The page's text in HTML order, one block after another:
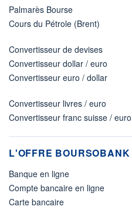
Palmarès Bourse
Cours du Pétrole (Brent)
Convertisseur de devises
Convertisseur dollar / euro
Convertisseur euro / dollar
Convertisseur livres / euro
Convertisseur franc suisse / euro
L'OFFRE BOURSOBANK
Banque en ligne
Compte bancaire en ligne
Carte bancaire